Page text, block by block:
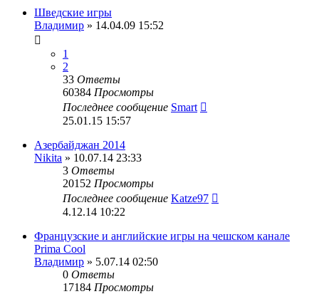
Шведские игры
Владимир » 14.04.09 15:52
1
2
33 Ответы
60384 Просмотры
Последнее сообщение Smart
25.01.15 15:57
Азербайджан 2014
Nikita » 10.07.14 23:33
3 Ответы
20152 Просмотры
Последнее сообщение Katze97
4.12.14 10:22
Французские и английские игры на чешском канале
Prima Cool
Владимир » 5.07.14 02:50
0 Ответы
17184 Просмотры